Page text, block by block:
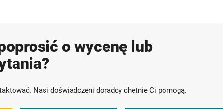
o wycenę lub
Nasi doświadczeni doradcy chętnie Ci pomogą.